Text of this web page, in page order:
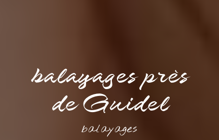
balayages près
de Guidel
balayages